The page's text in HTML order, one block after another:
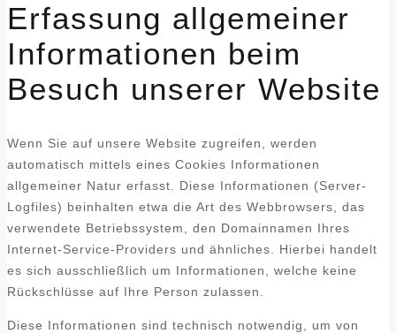
Erfassung allgemeiner
Informationen beim
Besuch unserer Website
Wenn Sie auf unsere Website zugreifen, werden
automatisch mittels eines Cookies Informationen
allgemeiner Natur erfasst. Diese Informationen (Server-
Logfiles) beinhalten etwa die Art des Webbrowsers, das
verwendete Betriebssystem, den Domainnamen Ihres
Internet-Service-Providers und ähnliches. Hierbei handelt
es sich ausschließlich um Informationen, welche keine
Rückschlüsse auf Ihre Person zulassen.
Diese Informationen sind technisch notwendig, um von